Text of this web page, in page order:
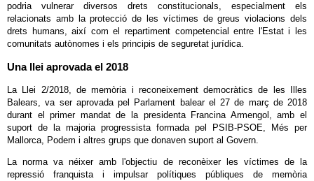
podria vulnerar diversos drets constitucionals, especialment els
relacionats amb la protecció de les víctimes de greus violacions dels
drets humans, així com el repartiment competencial entre l'Estat i les
comunitats autònomes i els principis de seguretat jurídica.
Una llei aprovada el 2018
La Llei 2/2018, de memòria i reconeixement democràtics de les Illes
Balears, va ser aprovada pel Parlament balear el 27 de març de 2018
durant el primer mandat de la presidenta Francina Armengol, amb el
suport de la majoria progressista formada pel PSIB-PSOE, Més per
Mallorca, Podem i altres grups que donaven suport al Govern.
La norma va néixer amb l'objectiu de reconèixer les víctimes de la
repressió franquista i impulsar polítiques públiques de memòria